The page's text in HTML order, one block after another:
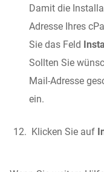
Damit die
Adresse Ihres
Sie das Feld
Sollten Sie
Mail-Adresse
ein.
Klicken Sie auf